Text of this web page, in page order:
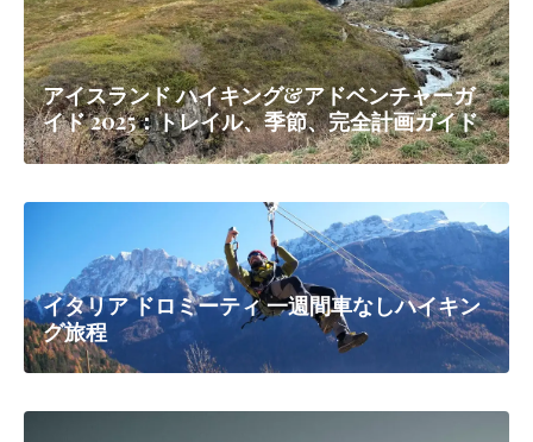
アイスランド ハイキング&アドベンチャーガ
イド 2025：トレイル、季節、完全計画ガイド
イタリア ドロミーティ 一週間車なしハイキン
グ旅程